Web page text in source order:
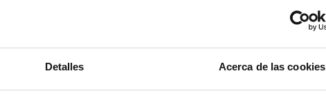
Detalles Acerca de las cookies
nuestras organizaciones para fomentar el acceso
personas con discapacidad, en un entorno tan